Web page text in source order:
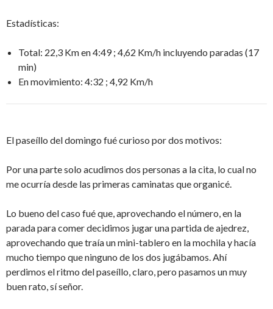
Estadísticas:
Total: 22,3 Km en 4:49 ; 4,62 Km/h incluyendo paradas (17
min)
En movimiento: 4:32 ; 4,92 Km/h
El paseíllo del domingo fué curioso por dos motivos:
Por una parte solo acudimos dos personas a la cita, lo cual no
me ocurría desde las primeras caminatas que organicé.
Lo bueno del caso fué que, aprovechando el número, en la
parada para comer decidimos jugar una partida de ajedrez,
aprovechando que traía un mini-tablero en la mochila y hacía
mucho tiempo que ninguno de los dos jugábamos. Ahí
perdimos el ritmo del paseíllo, claro, pero pasamos un muy
buen rato, sí señor.